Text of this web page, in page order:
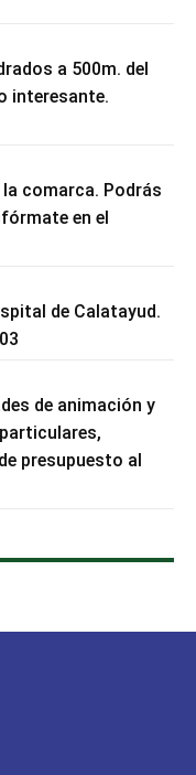
a 500m. del
interesante.
la comarca. Podrás
en el
de Calatayud.
de animación y
presupuesto al